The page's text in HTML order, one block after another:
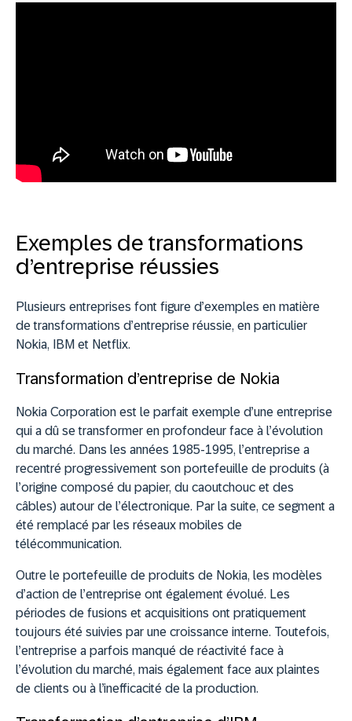
Exemples de transformations
d’entreprise réussies
Plusieurs entreprises font figure d’exemples en matière
de transformations d’entreprise réussie, en particulier
Nokia, IBM et Netflix.
Transformation d’entreprise de Nokia
Nokia Corporation est le parfait exemple d’une entreprise
qui a dû se transformer en profondeur face à l’évolution
du marché. Dans les années 1985-1995, l’entreprise a
recentré progressivement son portefeuille de produits (à
l’origine composé du papier, du caoutchouc et des
câbles) autour de l’électronique. Par la suite, ce segment a
été remplacé par les réseaux mobiles de
télécommunication.
Outre le portefeuille de produits de Nokia, les modèles
d’action de l’entreprise ont également évolué. Les
périodes de fusions et acquisitions ont pratiquement
toujours été suivies par une croissance interne. Toutefois,
l’entreprise a parfois manqué de réactivité face à
l’évolution du marché, mais également face aux plaintes
de clients ou à l’inefficacité de la production.